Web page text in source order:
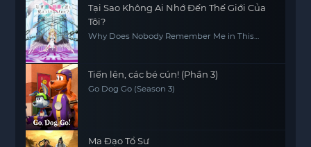
Tại Sao Không Ai Nhớ Đến Thế Giới Của
Tôi?
Why Does Nobody Remember Me in This
Tiến lên, các bé cún! (Phần 3)
Go Dog Go (Season 3)
Ma Đạo Tổ Sư